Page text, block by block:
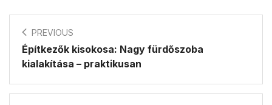
PREVIOUS
Építkezők kisokosa: Nagy fürdőszoba
kialakítása – praktikusan